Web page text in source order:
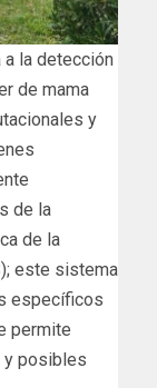
la detección
de mama
y
de la
de la
este sistema
específicos
permite
y posibles